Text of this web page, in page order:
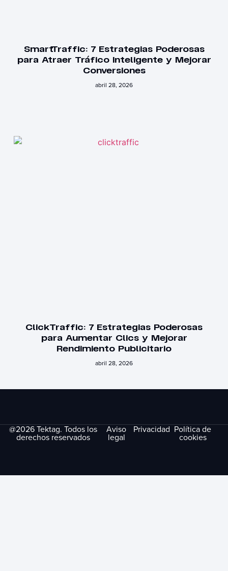
SmartTraffic: 7 Estrategias Poderosas
para Atraer Tráfico Inteligente y Mejorar
Conversiones
abril 28, 2026
ClickTraffic: 7 Estrategias Poderosas
para Aumentar Clics y Mejorar
Rendimiento Publicitario
abril 28, 2026
@2026 Tektag. Todos los
derechos reservados
Aviso
legal
Privacidad Política de
cookies